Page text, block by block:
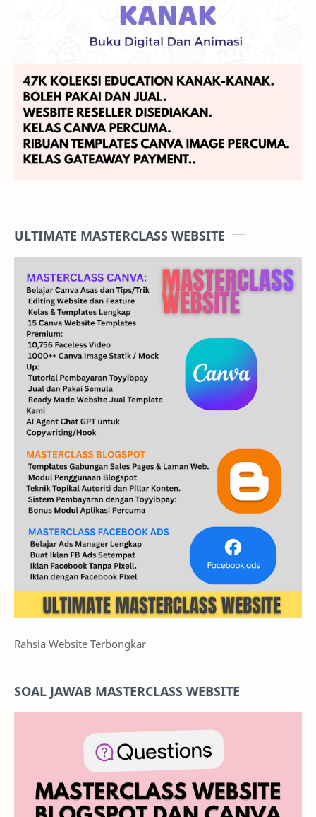
ULTIMATE MASTERCLASS WEBSITE
Rahsia Website Terbongkar
SOAL JAWAB MASTERCLASS WEBSITE